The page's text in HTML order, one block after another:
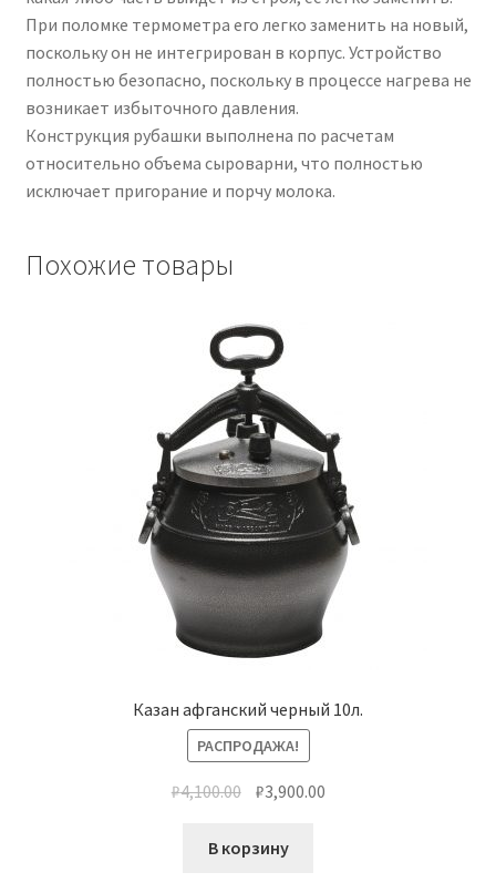
При поломке термометра его легко заменить на новый,
поскольку он не интегрирован в корпус. Устройство
полностью безопасно, поскольку в процессе нагрева не
возникает избыточного давления.
Конструкция рубашки выполнена по расчетам
относительно объема сыроварни, что полностью
исключает пригорание и порчу молока.
Похожие товары
Казан афганский черный 10л.
РАСПРОДАЖА!
₽4,100.00 ₽3,900.00
В корзину